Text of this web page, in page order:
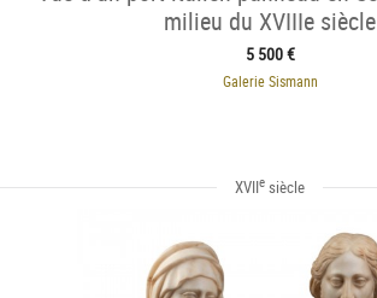
milieu du XVIIIe siècle
5 500 €
Galerie Sismann
XVIIe siècle